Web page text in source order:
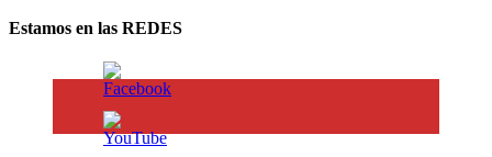
Estamos en las REDES